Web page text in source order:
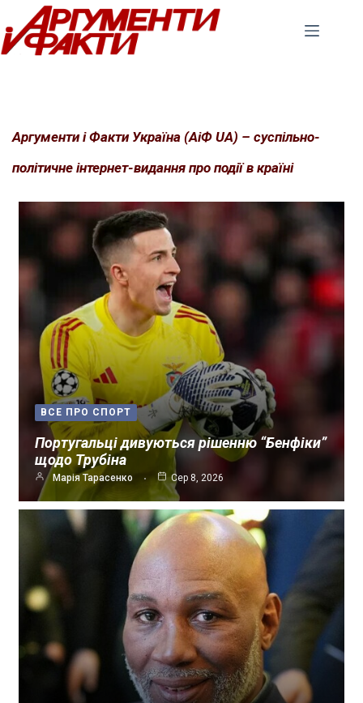
Перейти
до
вмісту
Аргументи і Факти Україна (АіФ UA) – суспільно-
політичне інтернет-видання про події в країні
ВСЕ ПРО СПОРТ
Португальці дивуються рішенню “Бенфіки”
щодо Трубіна
Марія Тарасенко Сер 8, 2026